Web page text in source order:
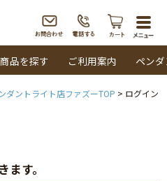
商品を探す ご利用案内 ペン
ダントライト店ファズーTOP ログイン
す。